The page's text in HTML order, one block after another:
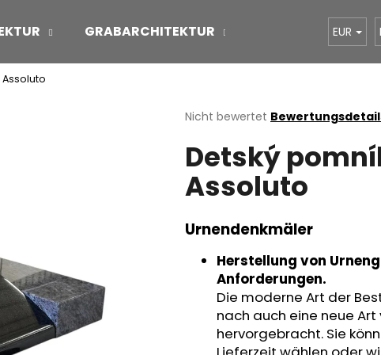
GRABARCHITEKTUR EUR
Die
Produktbewertung
ist
0,0
von
Sternen.
Nicht bewertet
Detský
Assoluto
Urnendenkmäler
Herstellung von
Anforderungen.
Die moderne Art der
nach auch eine neue
hervorgebracht. Sie
Was suchen Sie?
SUCHEN